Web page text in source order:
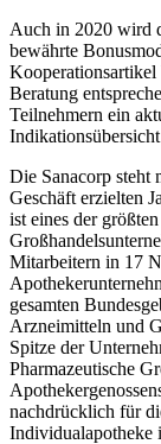
Auch in 2020 wird
bewährte
Kooperationsartikel
Beratung
Teilnehmern ein
Die Sanacorp steht
Geschäft erzielten
ist eines der
Mitarbeitern in 17
gesamten
Arzneimitteln und
Spitze der
Pharmazeutische
nachdrücklich für
Individualapotheke